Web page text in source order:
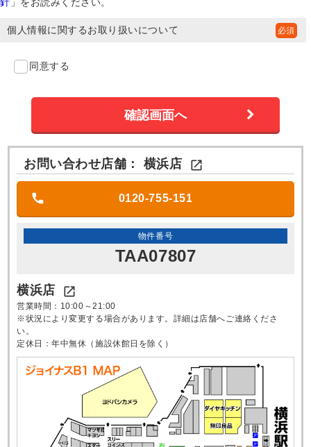
針 」をお読みください。
個人情報に関するお取り扱いについて
同意する
お問い合わせ店舗： 横浜店 
0120-755-151
物件番号
TAA07807
横浜店 
営業時間：10:00～21:00
※状況により変更する場合があります。詳細は店舗へご連絡くださ
い。
定休日：年中無休（施設休館日を除く）